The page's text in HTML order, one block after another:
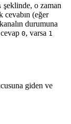
şeklinde, o zaman
cevabın (eğer
durumuna
0, varsa 1
giden ve